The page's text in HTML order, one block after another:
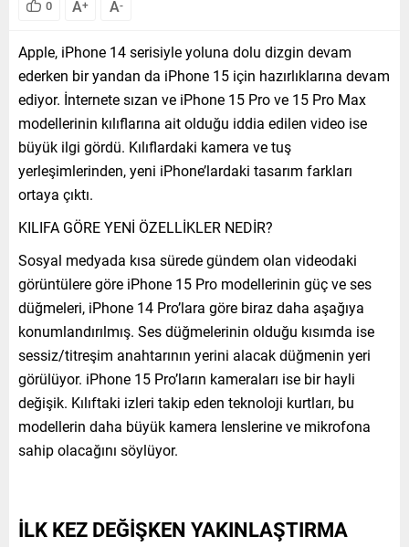
0 A+ A-
Apple, iPhone 14 serisiyle yoluna dolu dizgin devam
ederken bir yandan da iPhone 15 için hazırlıklarına devam
ediyor. İnternete sızan ve iPhone 15 Pro ve 15 Pro Max
modellerinin kılıflarına ait olduğu iddia edilen video ise
büyük ilgi gördü. Kılıflardaki kamera ve tuş
yerleşimlerinden, yeni iPhone’lardaki tasarım farkları
ortaya çıktı.
KILIFA GÖRE YENİ ÖZELLİKLER NEDİR?
Sosyal medyada kısa sürede gündem olan videodaki
görüntülere göre iPhone 15 Pro modellerinin güç ve ses
düğmeleri, iPhone 14 Pro’lara göre biraz daha aşağıya
konumlandırılmış. Ses düğmelerinin olduğu kısımda ise
sessiz/titreşim anahtarının yerini alacak düğmenin yeri
görülüyor. iPhone 15 Pro’ların kameraları ise bir hayli
değişik. Kılıftaki izleri takip eden teknoloji kurtları, bu
modellerin daha büyük kamera lenslerine ve mikrofona
sahip olacağını söylüyor.
İLK KEZ DEĞİŞKEN YAKINLAŞTIRMA